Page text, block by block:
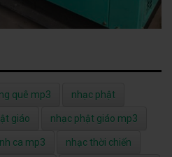
quê mp3 nhạc phật
giáo nhạc phật giáo mp3
ca mp3 nhạc thời chiến